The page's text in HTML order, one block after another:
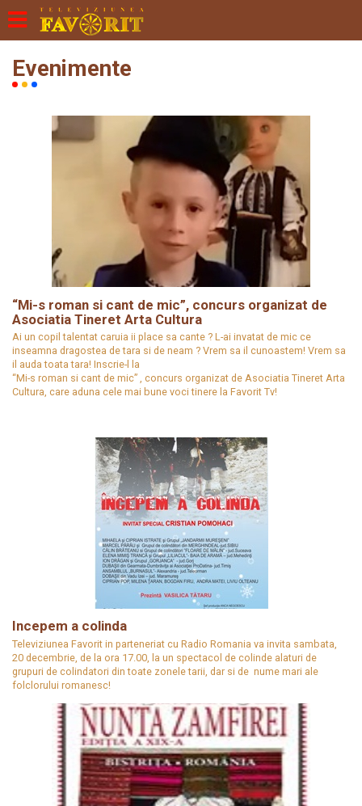
Evenimente
“Mi-s roman si cant de mic”, concurs organizat de
Asociatia Tineret Arta Cultura
Ai un copil talentat caruia ii place sa cante ? L-ai invatat de mic ce
inseamna dragostea de tara si de neam ? Vrem sa il cunoastem! Vrem sa
il auda toata tara! Inscrie-l la
“Mi-s roman si cant de mic” , concurs organizat de Asociatia Tineret Arta
Cultura, care aduna cele mai bune voci tinere la Favorit Tv!
Incepem a colinda
Televiziunea Favorit in parteneriat cu Radio Romania va invita sambata,
20 decembrie, de la ora 17.00, la un spectacol de colinde alaturi de
grupuri de colindatori din toate zonele tarii, dar si de nume mari ale
folclorului romanesc!